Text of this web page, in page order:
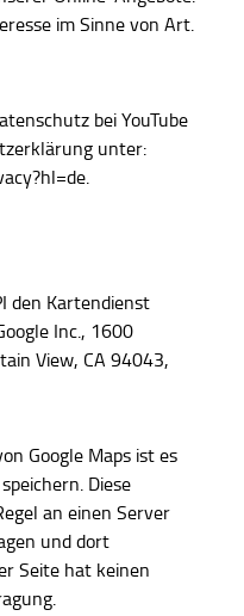
im Sinne von Art.
bei YouTube
unter:
den Kartendienst
Inc., 1600
View, CA 94043,
Google Maps ist es
Diese
an einen Server
und dort
Seite hat keinen